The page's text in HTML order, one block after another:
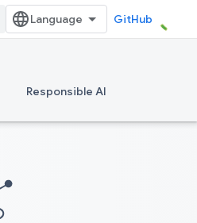
GitHub
Responsible AI